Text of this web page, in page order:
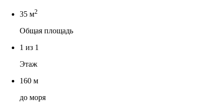
35 м2
Общая площадь
1 из 1
Этаж
160 м
до моря